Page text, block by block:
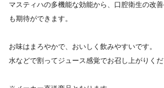
マスティハの多機能な効能から、口腔衛生の改
も期待ができます。
お味はまろやかで、おいしく飲みやすいです。
水などで割ってジュース感覚でお召し上がりくだ